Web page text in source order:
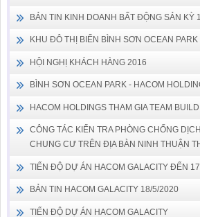
BẢN TIN KINH DOANH BẤT ĐỘNG SẢN KỲ
KHU ĐÔ THỊ BIỂN BÌNH SƠN OCEAN PARK
HỘI NGHỊ KHÁCH HÀNG 2016
BÌNH SƠN OCEAN PARK - HACOM
HACOM HOLDINGS THAM GIA TEAM
CÔNG TÁC KIỂN TRA PHÒNG CHỐNG
CHUNG CƯ TRÊN ĐỊA BÀN NINH THUẬN
TIẾN ĐỘ DỰ ÁN HACOM GALACITY ĐẾN
BẢN TIN HACOM GALACITY 18/5/2020
TIẾN ĐỘ DỰ ÁN HACOM GALACITY